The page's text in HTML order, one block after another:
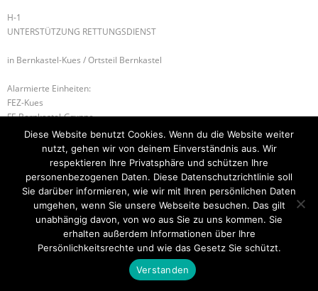
H-1
UNTERSTÜTZUNG RETTUNGSDIENST
in Bernkastel-Kues / Ortsteil Bernkastel
Alarmierte Einheiten:
FEZ-Kues
FF-Bernkastel-Gruppe
BeKu WL
B1- BSW B-2 BRANDMELDEANLAGE
Startseite Einsätze Mitglied werden Über uns
Bilder
Kontakt
Theme byThink Up Themes Ltd. Powered byWordPress.
Diese Website benutzt Cookies. Wenn du die Website weiter
nutzt, gehen wir von deinem Einverständnis aus. Wir
respektieren Ihre Privatsphäre und schützen Ihre
personenbezogenen Daten. Diese Datenschutzrichtlinie soll
Sie darüber informieren, wie wir mit Ihren persönlichen Daten
umgehen, wenn Sie unsere Webseite besuchen. Das gilt
unabhängig davon, von wo aus Sie zu uns kommen. Sie
erhalten außerdem Informationen über Ihre
Persönlichkeitsrechte und wie das Gesetz Sie schützt.
Verstanden